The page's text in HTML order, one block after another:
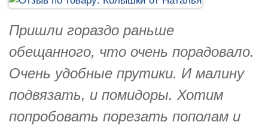
Пришли гораздо раньше
обещанного, что очень порадовало.
Очень удобные прутики. И малину
подвязать, и помидоры. Хотим
попробовать порезать пополам и